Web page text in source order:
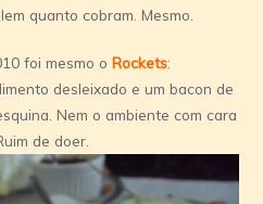
quanto cobram. Mesmo.
foi mesmo oRockets:
desleixado e um bacon de
Nem o ambiente com cara
de doer.